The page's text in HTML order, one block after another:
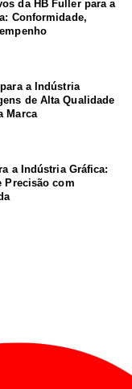
da HB Fuller para a
Conformidade,
a Indústria
de Alta Qualidade
Marca
a Indústria Gráfica:
Precisão com